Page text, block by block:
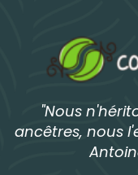
"Nous
ancêtres, nous